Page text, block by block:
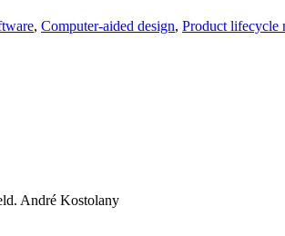
, Computer-aided design, Product lifecycle
André Kostolany